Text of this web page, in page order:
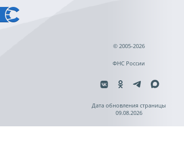
© 2005-2026
ФНС России
Дата обновления страницы
09.08.2026